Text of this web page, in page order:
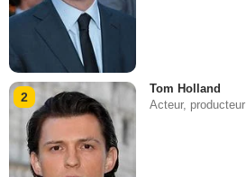
2
Tom Holland
Acteur, producteur